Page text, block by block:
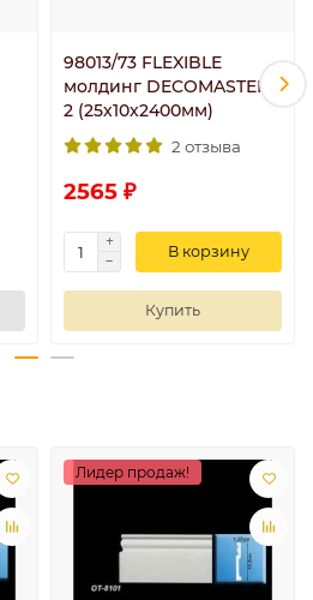
98013/73 FLEXIBLE
молдинг DECOMASTER-
2 (25х10х2400мм)
2 отзыва
2565 ₽
В корзину
Купить
Лидер продаж!